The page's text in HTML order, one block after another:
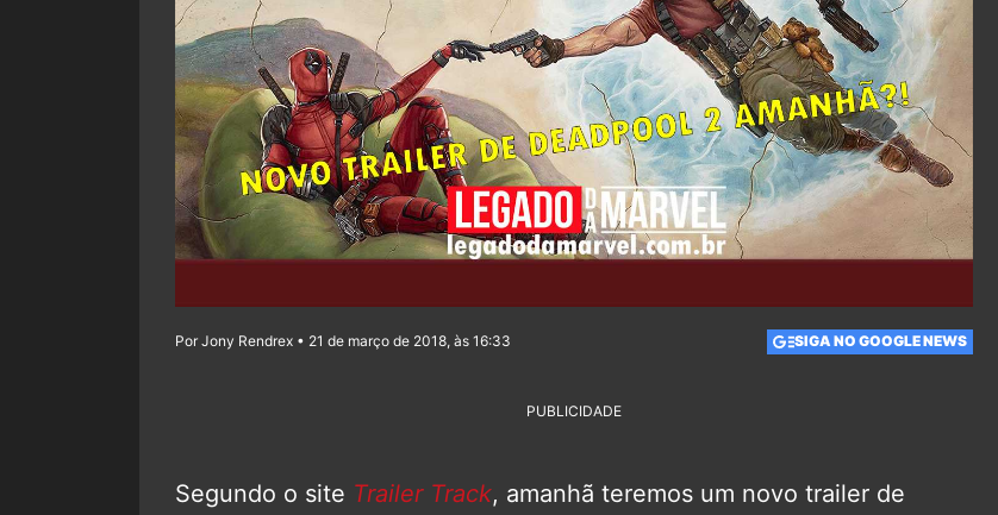
Por Jony Rendrex • 21 de março de 2018, às 16:33 SIGA NO GOOGLE NEWS
PUBLICIDADE
Segundo o site Trailer Track, amanhã teremos um novo trailer de